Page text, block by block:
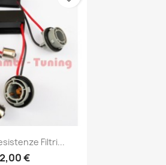
Filtri...
€